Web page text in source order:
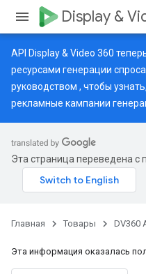
Display &
API Display & Video 360
ресурсами генерации
руководством , чтобы
рекламные кампании
Эта страница переведена
Главная Товары DV360
Эта информация оказалась